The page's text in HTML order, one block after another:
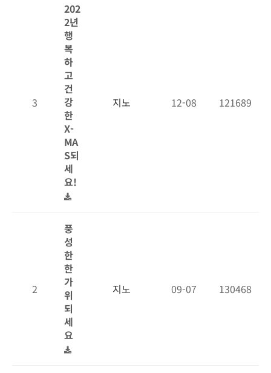
3
202
2년
행
복
하
고
건
강
한
X-
MA
S되
세
요!
지노 12-08 121689
2
풍
성
한
한
가
위
되
세
요
지노 09-07 130468